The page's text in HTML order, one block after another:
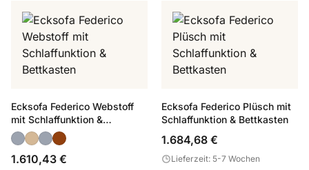
Ecksofa Federico Webstoff
mit Schlaffunktion &
Bettkasten
1.610,43 €
Ecksofa Federico Plüsch mit
Schlaffunktion & Bettkasten
1.684,68 €
Lieferzeit: 5-7 Wochen